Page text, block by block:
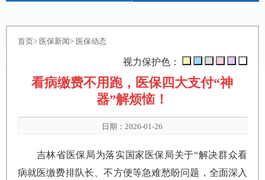
首页> 医保新闻> 医保动态
视力保护色：
看病缴费不用跑，医保四大支付“神
器”解烦恼！
日期：2026-01-26
吉林省医保局为落实国家医保局关于“解决群众看
病就医缴费排队长、不方便等急难愁盼问题，全面深入